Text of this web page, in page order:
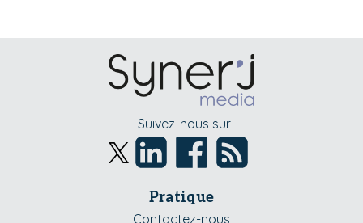
Suivez-nous sur
Pratique
Contactez-nous